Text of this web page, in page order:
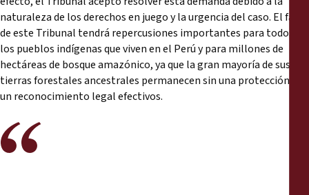
Déclarations
Rapports annuels
naturaleza de los derechos en juego y la urgencia del caso. El fallo
de este Tribunal tendrá repercusiones importantes para todos
los pueblos indígenas que viven en el Perú y para millones de
hectáreas de bosque amazónico, ya que la gran mayoría de sus
tierras forestales ancestrales permanecen sin una protección y
un reconocimiento legal efectivos.